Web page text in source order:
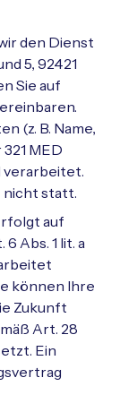
den Dienst
5, 92421
Sie auf
(z. B. Name,
MED
verarbeitet.
nicht statt.
auf
Abs. 1 lit. a
können Ihre
Zukunft
Art. 28
Ein